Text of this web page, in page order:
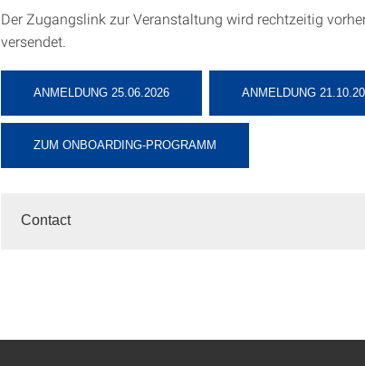
Der Zugangslink zur Veranstaltung wird rechtzeitig
versendet.
ANMELDUNG 25.06.2026 ANMELDUNG
ZUM ONBOARDING-PROGRAMM
Contact